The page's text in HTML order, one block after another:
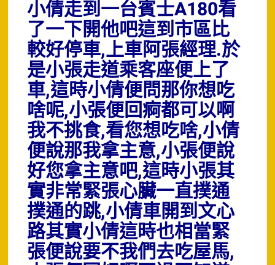
小倩走到一台賓士A180看
了一下開他吧這到市區比
較好停車,上車阿張經理.於
是小張走道乘客座便上了
車,這時小倩便問那你想吃
啥呢,小張便回痾都可以啊
我不挑食,看您想吃啥,小倩
便說那我拿主意,小張便說
好您拿主意吧,這時小張其
實非常緊張心臟一直撲通
撲通的跳,小倩車開到文心
路其實小倩這時也相當緊
張便說要不我們去吃屋馬,